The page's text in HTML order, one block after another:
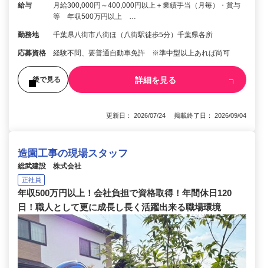
給与
月給300,000円～400,000円以上＋業績手当（月毎）・賞与
等 年収500万円以上 …
勤務地 千葉県八街市八街ほ（八街駅徒歩5分）千葉県各所
応募資格 経験不問、要普通自動車免許 ※準中型以上あれば尚可
後で見る 詳細を見る
更新日： 2026/07/24 掲載終了日： 2026/09/04
造園工事の現場スタッフ
総武建設 株式会社
正社員
年収500万円以上！会社負担で資格取得！年間休日120
日！職人として更に成長し長く活躍出来る職場環境